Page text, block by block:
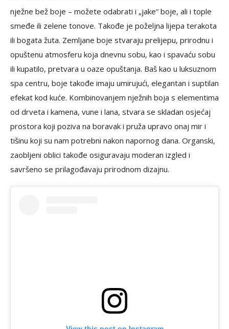
nježne bež boje – možete odabrati i „jake“ boje, ali i tople
smeđe ili zelene tonove. Takođe je poželjna lijepa terakota
ili bogata žuta. Zemljane boje stvaraju prelijepu, prirodnu i
opuštenu atmosferu koja dnevnu sobu, kao i spavaću sobu
ili kupatilo, pretvara u oaze opuštanja. Baš kao u luksuznom
spa centru, boje takođe imaju umirujući, elegantan i suptilan
efekat kod kuće. Kombinovanjem nježnih boja s elementima
od drveta i kamena, vune i lana, stvara se skladan osjećaj
prostora koji poziva na boravak i pruža upravo onaj mir i
tišinu koji su nam potrebni nakon napornog dana. Organski,
zaobljeni oblici takođe osiguravaju moderan izgled i
savršeno se prilagođavaju prirodnom dizajnu.